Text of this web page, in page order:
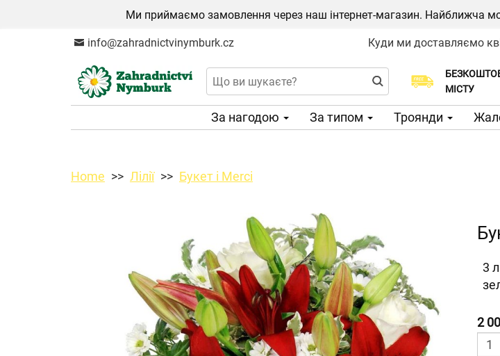
Ми приймаємо замовлення через наш інтернет-магазин. Найближча
info@zahradnictvinymburk.cz Куди ми доставляємо
МІСТУ
Виберіть
За нагодою За типом Троянди
Home Лілії Букет і Merci
3
2